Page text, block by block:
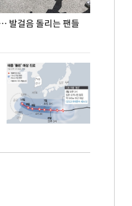
발걸음 돌리는 팬들